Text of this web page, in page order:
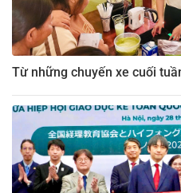
Từ những chuyến xe cuối